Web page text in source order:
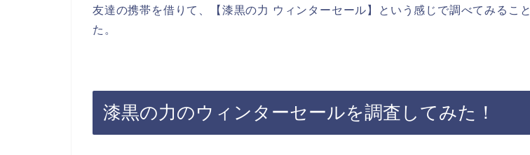
友達の携帯を借りて、【漆黒の力 ウィンターセール】という感じで調べてみるこ
た。
漆黒の力のウィンターセールを調査してみた！